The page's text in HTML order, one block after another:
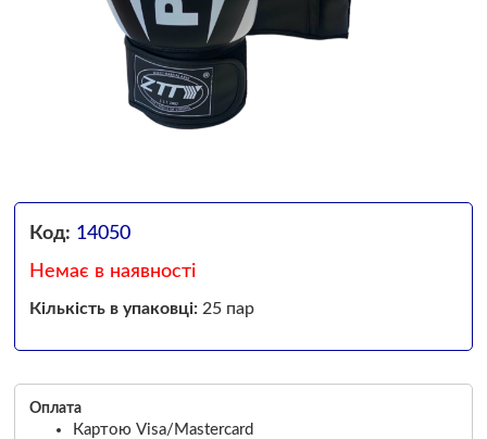
Код: 14050
Немає в наявності
Кількість в упаковці:25 пар
Оплата
Картою Visa/Mastercard